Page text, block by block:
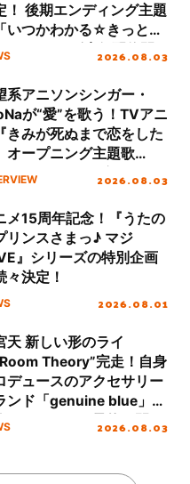
！ 後期エンディング主題
いつかわかる☆きっとあ
」TVサイズ先行配信開
2026.08.03
系アニソンシンガー・
が“愛”を歌う！TVアニ
きみが死ぬまで恋をした
オープニング主題歌
」インタビュー2026.08.03
メ15周年記念！『うたの
ンスさまっ♪ マジ
』シリーズの特別企画
々決定！
2026.08.01
天 新しい形のライ
Theory”完走！自身
デュースのアクセサリー
ンド「genuine blue」の
アクセサリー予約も開
2026.08.03